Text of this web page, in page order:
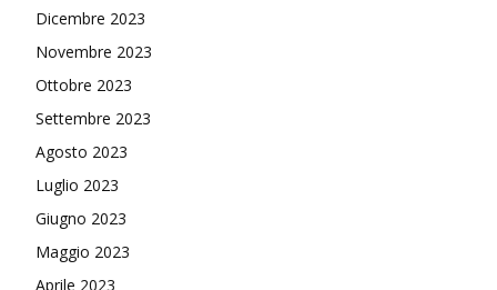
Dicembre 2023
Novembre 2023
Ottobre 2023
Settembre 2023
Agosto 2023
Luglio 2023
Giugno 2023
Maggio 2023
Aprile 2023